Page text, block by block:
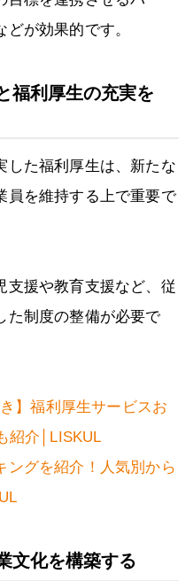
が効果的です。
福利厚生の充実を
した福利厚生は、新たな
員を維持する上で重要で
支援や教育支援など、従
た制度の整備が必要で
】福利厚生サービスお
紹介│LISKUL
ングを紹介！人気別から
文化を構築する